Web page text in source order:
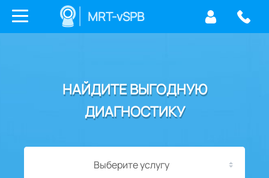
MRT-vSPB
НАЙДИТЕ ВЫГОДНУЮ
ДИАГНОСТИКУ
Выберите услугу